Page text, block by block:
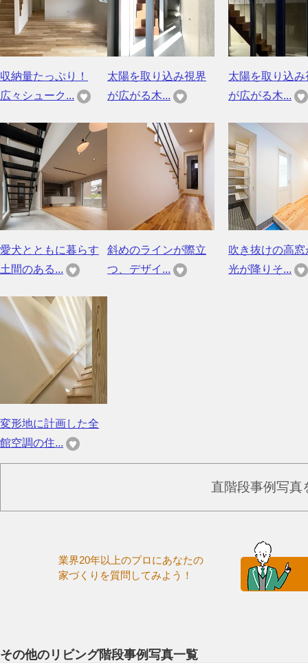
収納量たっぷり！
広々シューク...
太陽を取り込み視界
が広がる木...
太陽を取り込み
が広がる木...
愛犬とともに暮らす
土間のある...
斜めのラインが際立
つ、デザイ...
吹き抜けの高窓
光が降りそ...
変形地に計画した全
館空調の住...
直階段事例写真
業界20年以上のプロにあなたの
家づくりを質問してみよう！
その他のリビング階段事例写真一覧